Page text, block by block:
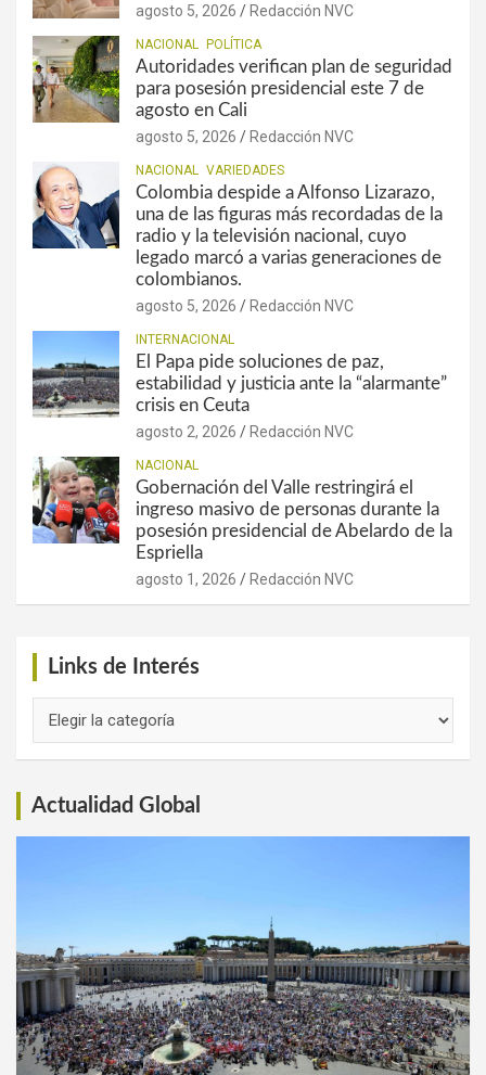
agosto 5, 2026 Redacción NVC
NACIONAL POLÍTICA
Autoridades verifican plan de seguridad
para posesión presidencial este 7 de
agosto en Cali
agosto 5, 2026 Redacción NVC
NACIONAL VARIEDADES
Colombia despide a Alfonso Lizarazo,
una de las figuras más recordadas de la
radio y la televisión nacional, cuyo
legado marcó a varias generaciones de
colombianos.
agosto 5, 2026 Redacción NVC
INTERNACIONAL
El Papa pide soluciones de paz,
estabilidad y justicia ante la “alarmante”
crisis en Ceuta
agosto 2, 2026 Redacción NVC
NACIONAL
Gobernación del Valle restringirá el
ingreso masivo de personas durante la
posesión presidencial de Abelardo de la
Espriella
agosto 1, 2026 Redacción NVC
Links de Interés
Actualidad Global